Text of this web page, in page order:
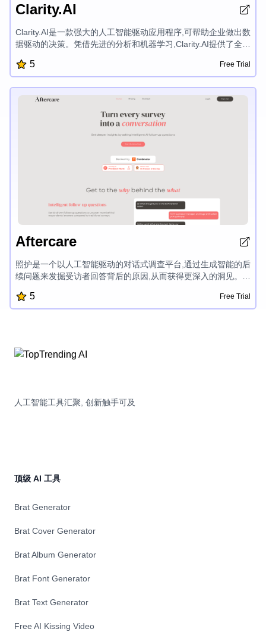
Clarity.AI
Clarity.AI是一款强大的人工智能驱动应用程序,可帮助企业做出数
据驱动的决策。凭借先进的分析和机器学习,Clarity.AI提供了全面
可定制的报告和可视化,让用户能够发现隐藏的机会并做出明智的
战略选择。Clarity.AI与各种数据源无缝集成,为组织的整体表现提
寻求利用数据分析力量的企业的值得信赖的解决方案。
5 Free Trial
Aftercare
照护是一个以人工智能驱动的对话式调查平台,通过生成智能的后
续问题来发掘受访者回答背后的原因,从而获得更深入的洞见。它
续问题相连的视图,使用户能够完全掌控和了解调查数据,无需手
动分类。
5 Free Trial
人工智能工具汇聚, 创新触手可及
顶级 AI 工具
Brat Generator
Brat Cover Generator
Brat Album Generator
Brat Font Generator
Brat Text Generator
Free AI Kissing Video